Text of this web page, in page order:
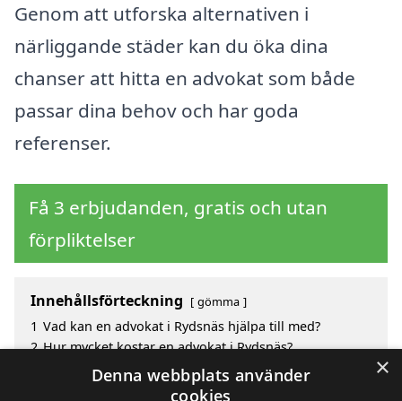
Genom att utforska alternativen i
närliggande städer kan du öka dina
chanser att hitta en advokat som både
passar dina behov och har goda
referenser.
Få 3 erbjudanden, gratis och utan
förpliktelser
Innehållsförteckning gömma
1 Vad kan en advokat i Rydsnäs hjälpa till med?
2 Hur mycket kostar en advokat i Rydsnäs?
Fördelar med att välja advokat i Rydsnäs
Sök efter en skicklig advokat i de omgivande
×
Denna webbplats använder
cookies